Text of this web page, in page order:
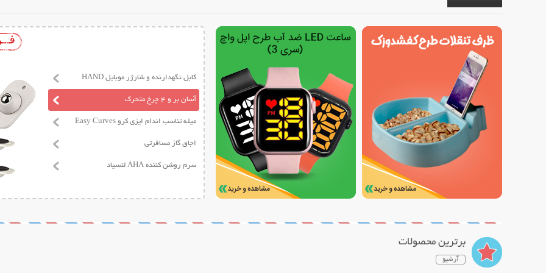
کابل نگهدارنده و شارژر موبایل HAND
آسان بر و 4 چرخ متحرک
میله تناسب اندام ایزی کرو Easy Curves
اجاق گاز مسافرتی
سرم روشن کننده AHA لنسیاد
برترین محصولات
آرشیو